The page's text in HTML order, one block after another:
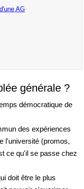
AG
générale ?
démocratique de
des expériences
l'université (promos,
ce qu'il se passe chez
doit être le plus